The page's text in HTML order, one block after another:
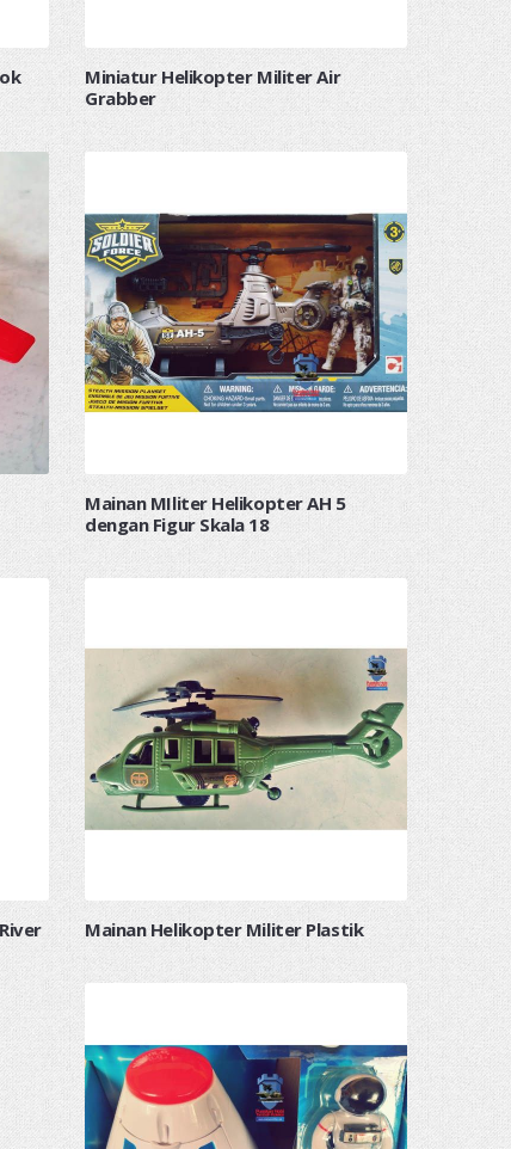
Miniatur Helikopter Militer Air
Grabber
Mainan MIliter Helikopter AH 5
dengan Figur Skala 18
Mainan Helikopter Militer Plastik